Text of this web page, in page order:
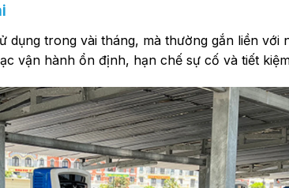
dụng trong vài tháng, mà thường gắn liền với
vận hành ổn định, hạn chế sự cố và tiết